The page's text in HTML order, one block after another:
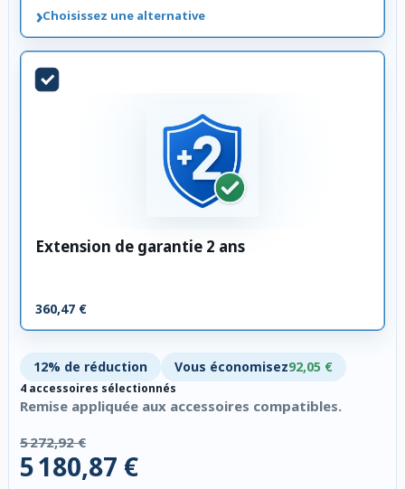
›Choisissez une alternative
Extension de garantie 2 ans
360,47 €
12% de réduction Vous économisez92,05 €
4 accessoires sélectionnés
Remise appliquée aux accessoires compatibles.
5 272,92 €
5 180,87 €